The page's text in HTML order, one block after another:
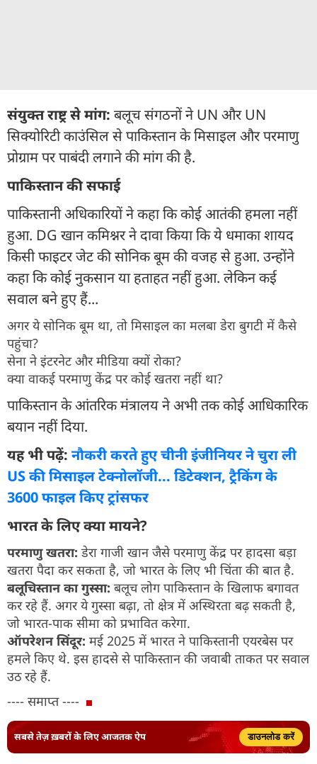
संयुक्त राष्ट्र से मांग: बलूच संगठनों ने UN और UN
सिक्योरिटी काउंसिल से पाकिस्तान के मिसाइल और परमाणु
प्रोग्राम पर पाबंदी लगाने की मांग की है.
पाकिस्तान की सफाई
पाकिस्तानी अधिकारियों ने कहा कि कोई आतंकी हमला नहीं
हुआ. DG खान कमिश्नर ने दावा किया कि ये धमाका शायद
किसी फाइटर जेट की सोनिक बूम की वजह से हुआ. उन्होंने
कहा कि कोई नुकसान या हताहत नहीं हुआ. लेकिन कई
सवाल बने हुए हैं...
अगर ये सोनिक बूम था, तो मिसाइल का मलबा डेरा बुगटी में कैसे
पहुंचा?
सेना ने इंटरनेट और मीडिया क्यों रोका?
क्या वाकई परमाणु केंद्र पर कोई खतरा नहीं था?
पाकिस्तान के आंतरिक मंत्रालय ने अभी तक कोई आधिकारिक
बयान नहीं दिया.
यह भी पढ़ें: नौकरी करते हुए चीनी इंजीनियर ने चुरा ली
US की मिसाइल टेक्नोलॉजी... डिटेक्शन, ट्रैकिंग के
3600 फाइल किए ट्रांसफर
भारत के लिए क्या मायने?
परमाणु खतरा: डेरा गाजी खान जैसे परमाणु केंद्र पर हादसा बड़ा
खतरा पैदा कर सकता है, जो भारत के लिए भी चिंता की बात है.
बलूचिस्तान का गुस्सा: बलूच लोग पाकिस्तान के खिलाफ बगावत
कर रहे हैं. अगर ये गुस्सा बढ़ा, तो क्षेत्र में अस्थिरता बढ़ सकती है,
जो भारत-पाक सीमा को प्रभावित करेगा.
ऑपरेशन सिंदूर: मई 2025 में भारत ने पाकिस्तानी एयरबेस पर
हमले किए थे. इस हादसे से पाकिस्तान की जवाबी ताकत पर सवाल
उठ रहे हैं.
---- समाप्त ----
सबसे तेज़ ख़बरों के लिए आजतक ऐप डाउनलोड करें